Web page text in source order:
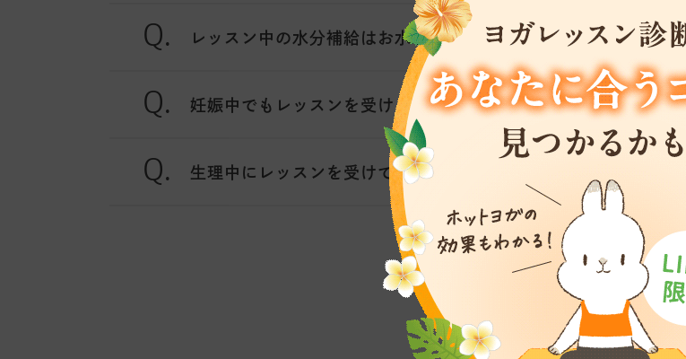
レッスン中の水分補給はお水以外でも大丈夫ですか?
妊娠中でもレッスンを受けられますか?
生理中にレッスンを受けても大丈夫ですか?
よくある質問の一覧へ戻る